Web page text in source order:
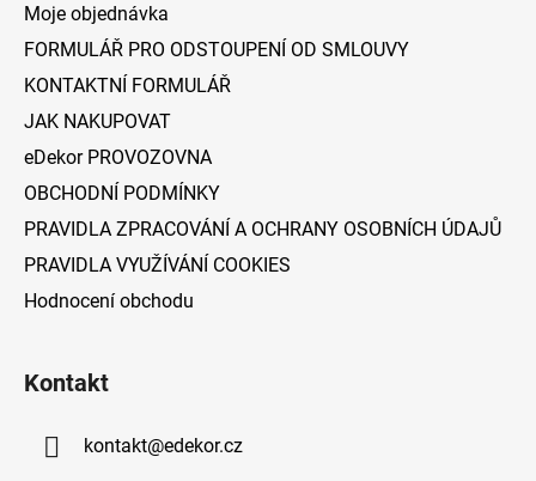
Moje objednávka
FORMULÁŘ PRO ODSTOUPENÍ OD SMLOUVY
KONTAKTNÍ FORMULÁŘ
JAK NAKUPOVAT
eDekor PROVOZOVNA
OBCHODNÍ PODMÍNKY
PRAVIDLA ZPRACOVÁNÍ A OCHRANY OSOBNÍCH ÚDAJŮ
PRAVIDLA VYUŽÍVÁNÍ COOKIES
Hodnocení obchodu
Kontakt
kontakt@edekor.cz